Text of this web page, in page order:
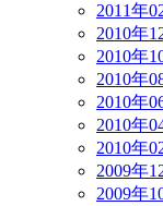
2011年
2010年
2010年
2010年
2010年
2010年
2010年
2009年
2009年